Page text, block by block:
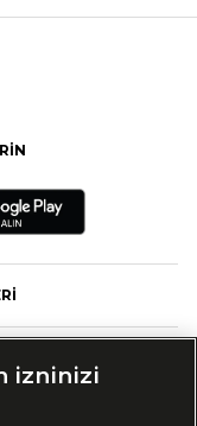
izninizi